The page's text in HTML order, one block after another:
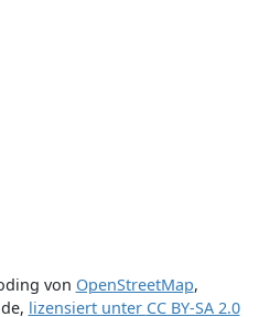
von OpenStreetMap,
, lizensiert unter CC BY-SA 2.0